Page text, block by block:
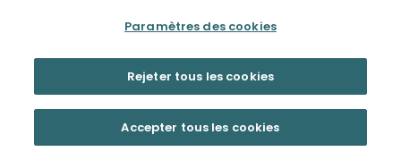
Paramètres des cookies
Rejeter tous les cookies
Accepter tous les cookies